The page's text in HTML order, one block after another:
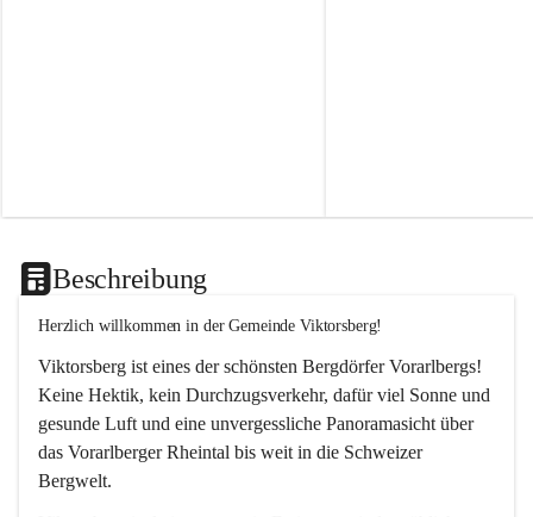
Beschreibung
Herzlich willkommen in der Gemeinde Viktorsberg!
Viktorsberg ist eines der schönsten Bergdörfer Vorarlbergs!
Keine Hektik, kein Durchzugsverkehr, dafür viel Sonne und
gesunde Luft und eine unvergessliche Panoramasicht über
das Vorarlberger Rheintal bis weit in die Schweizer
Bergwelt.